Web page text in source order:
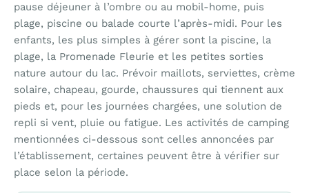
pause déjeuner à l’ombre ou au mobil-home, puis
plage, piscine ou balade courte l’après-midi. Pour les
enfants, les plus simples à gérer sont la piscine, la
plage, la Promenade Fleurie et les petites sorties
nature autour du lac. Prévoir maillots, serviettes, crème
solaire, chapeau, gourde, chaussures qui tiennent aux
pieds et, pour les journées chargées, une solution de
repli si vent, pluie ou fatigue. Les activités de camping
mentionnées ci-dessous sont celles annoncées par
l’établissement, certaines peuvent être à vérifier sur
place selon la période.